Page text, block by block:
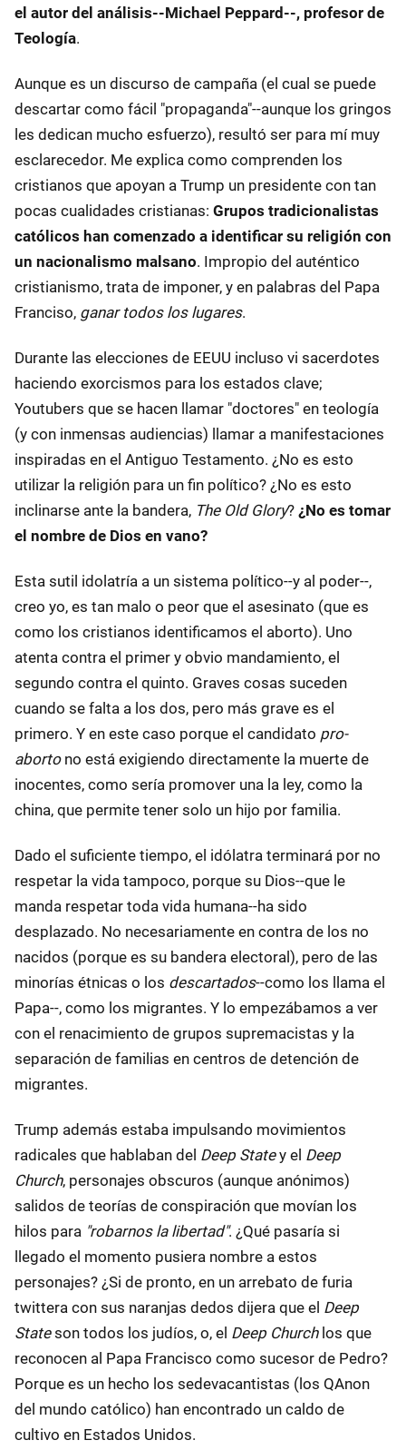
el autor del análisis--Michael Peppard--, profesor de
Teología.
Aunque es un discurso de campaña (el cual se puede
descartar como fácil "propaganda"--aunque los gringos
les dedican mucho esfuerzo), resultó ser para mí muy
esclarecedor. Me explica como comprenden los
cristianos que apoyan a Trump un presidente con tan
pocas cualidades cristianas: Grupos tradicionalistas
católicos han comenzado a identificar su religión con
un nacionalismo malsano. Impropio del auténtico
cristianismo, trata de imponer, y en palabras del Papa
Franciso, ganar todos los lugares.
Durante las elecciones de EEUU incluso vi sacerdotes
haciendo exorcismos para los estados clave;
Youtubers que se hacen llamar "doctores" en teología
(y con inmensas audiencias) llamar a manifestaciones
inspiradas en el Antiguo Testamento. ¿No es esto
utilizar la religión para un fin político? ¿No es esto
inclinarse ante la bandera, The Old Glory? ¿No es tomar
el nombre de Dios en vano?
Esta sutil idolatría a un sistema político--y al poder--,
creo yo, es tan malo o peor que el asesinato (que es
como los cristianos identificamos el aborto). Uno
atenta contra el primer y obvio mandamiento, el
segundo contra el quinto. Graves cosas suceden
cuando se falta a los dos, pero más grave es el
primero. Y en este caso porque el candidato pro-
abortono está exigiendo directamente la muerte de
inocentes, como sería promover una la ley, como la
china, que permite tener solo un hijo por familia.
Dado el suficiente tiempo, el idólatra terminará por no
respetar la vida tampoco, porque su Dios--que le
manda respetar toda vida humana--ha sido
desplazado. No necesariamente en contra de los no
nacidos (porque es su bandera electoral), pero de las
minorías étnicas o los descartados--como los llama el
Papa--, como los migrantes. Y lo empezábamos a ver
con el renacimiento de grupos supremacistas y la
separación de familias en centros de detención de
migrantes.
Trump además estaba impulsando movimientos
radicales que hablaban del Deep Statey el Deep
Church, personajes obscuros (aunque anónimos)
salidos de teorías de conspiración que movían los
hilos para "robarnos la libertad". ¿Qué pasaría si
llegado el momento pusiera nombre a estos
personajes? ¿Si de pronto, en un arrebato de furia
twittera con sus naranjas dedos dijera que el Deep
Stateson todos los judíos, o, el Deep Churchlos que
reconocen al Papa Francisco como sucesor de Pedro?
Porque es un hecho los sedevacantistas (los QAnon
del mundo católico) han encontrado un caldo de
cultivo en Estados Unidos.